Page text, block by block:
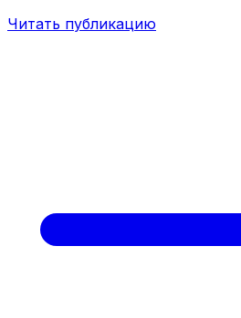
Читать публикацию